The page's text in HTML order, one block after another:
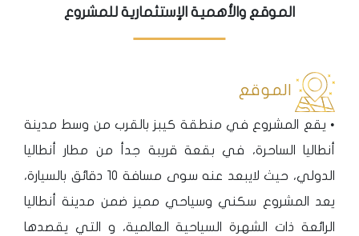
الموقع والأهمية الإستثمارية للمشروع
الموقع
• يقع المشروع في منطقة كيبز بالقرب من وسط مدينة
أنطاليا الساحرة، في بقعة قريبة جدأ من مطار أنطاليا
الدولي، حيث لايبعد عنه سوى مسافة 10 دقائق بالسيارة،
يعد المشروع سكني وسياحي مميز ضمن مدينة أنطاليا
الرائعة ذات الشهرة السياحية العالمية، و التي يقصدها